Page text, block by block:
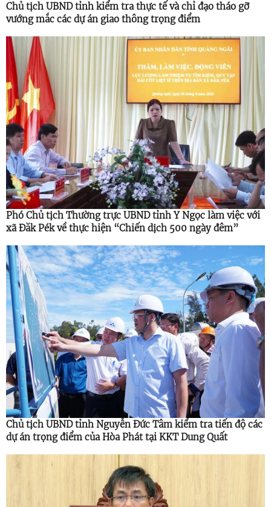
Chủ tịch UBND tỉnh kiểm tra thực tế và chỉ đạo tháo gỡ
vướng mắc các dự án giao thông trọng điểm
Phó Chủ tịch Thường trực UBND tỉnh Y Ngọc làm việc với
xã Đăk Pék về thực hiện “Chiến dịch 500 ngày đêm”
Chủ tịch UBND tỉnh Nguyễn Đức Tâm kiểm tra tiến độ các
dự án trọng điểm của Hòa Phát tại KKT Dung Quất